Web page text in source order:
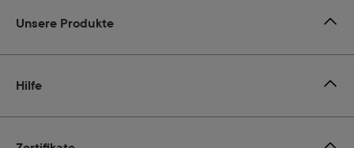
Unsere Produkte
Hilfe